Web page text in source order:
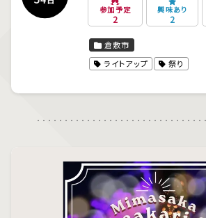
参加予定
2
興味あり
2
倉敷市
ライトアップ
祭り